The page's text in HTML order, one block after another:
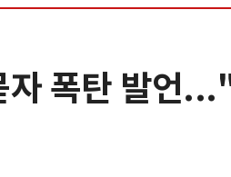
폭탄 발언